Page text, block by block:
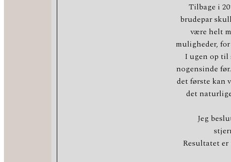
Tilbage i
brudepar
være helt
muligheder,
I ugen op til
nogensinde
det første kan
det
Jeg
Resultatet